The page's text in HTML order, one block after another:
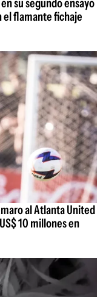
su segundo ensayo
el flamante fichaje
al Atlanta United
10 millones en